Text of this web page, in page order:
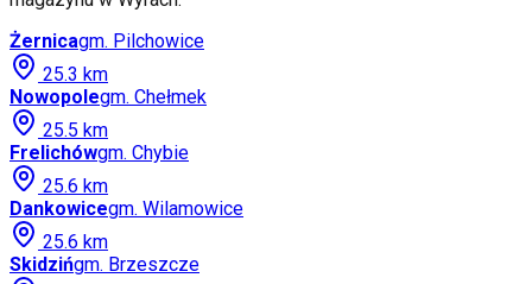
Żernicagm. Pilchowice
25.3 km
Nowopolegm. Chełmek
25.5 km
Frelichówgm. Chybie
25.6 km
Dankowicegm. Wilamowice
25.6 km
Skidzińgm. Brzeszcze